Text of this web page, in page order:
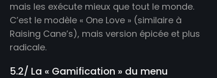
mais les exécute mieux que tout le monde.
C’est le modèle « One Love » (similaire à
Raising Cane’s), mais version épicée et plus
radicale.
5.2/ La « Gamification » du menu